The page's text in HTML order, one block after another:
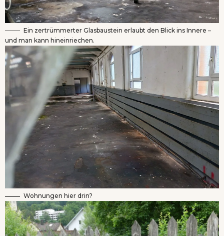
Ein zertrümmerter Glasbaustein erlaubt den Blick ins Innere –
und man kann hineinriechen.
Wohnungen hier drin?